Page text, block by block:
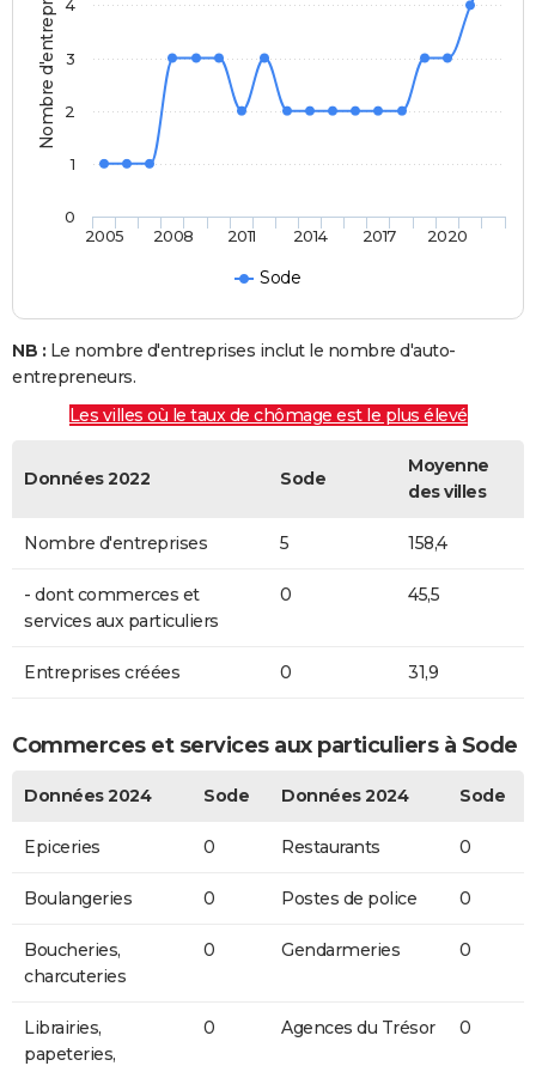
Nombre d'entreprises
Sode
2005 2008 2011 2014 2017 2020
0
1
2
3
4
NB : Le nombre d'entreprises inclut le nombre d'auto-
entrepreneurs.
Les villes où le taux de chômage est le plus élevé
Données 2022 Sode
Moyenne
des villes
Nombre d'entreprises 5 158,4
- dont commerces et
services aux particuliers
0 45,5
Entreprises créées 0 31,9
Commerces et services aux particuliers à Sode
Données 2024 Sode Données 2024 Sode
Epiceries 0 Restaurants 0
Boulangeries 0 Postes de police 0
Boucheries,
charcuteries
0 Gendarmeries 0
Librairies,
papeteries,
0 Agences du Trésor 0